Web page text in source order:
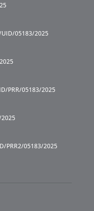
05183/2025
PRR/05183/2025
PRR2/05183/2025